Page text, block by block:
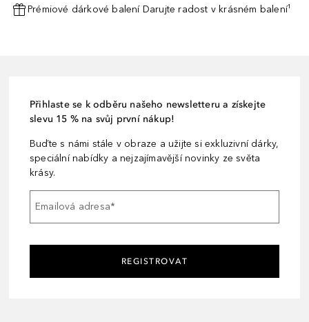
Prémiové dárkové balení Darujte radost v krásném balení¹
Přihlaste se k odběru našeho newsletteru a získejte
slevu 15 % na svůj první nákup!
Buďte s námi stále v obraze a užijte si exkluzivní dárky,
speciální nabídky a nejzajímavější novinky ze světa
krásy.
Emailová adresa*
REGISTROVAT